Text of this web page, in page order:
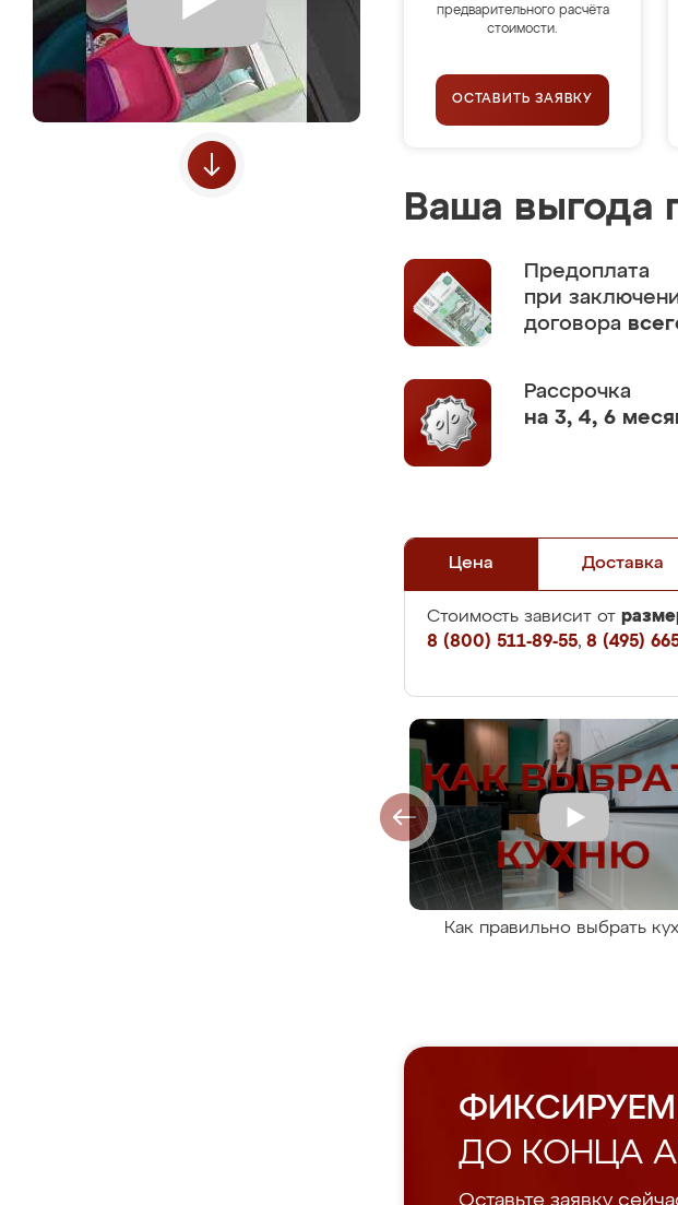
предварительного расчёта
стоимости.
ОСТАВИТЬ ЗАЯВКУ
Ваша выгода
Предоплата
при
договора
Рассрочка
на 3, 4, 6
Цена Доставка
Стоимость зависит от
8 (800) 511-89-55, 8 (495)
Как правильно выбрать
ФИКСИРУЕМ
ДО КОНЦА
Оставьте заявку